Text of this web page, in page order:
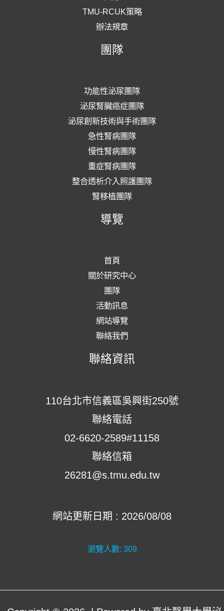
TMU-RCUK策略
辦法規章
團隊
功能性泌尿團隊
泌尿腎臟癌症團隊
泌尿創新技術與手術團隊
急性腎病團隊
慢性腎病團隊
重症腎病團隊
整合透析介入照護團隊
腎移植團隊
導覽
首頁
關於研究中心
團隊
活動訊息
網站導覽
聯絡我們
聯絡資訊
110台北市信義區吳興街250號
聯絡電話
02-6620-2589#11158
聯絡信箱
26281@s.tmu.edu.tw
網站更新日期 : 2026/08/08
瀏覽人數: 309